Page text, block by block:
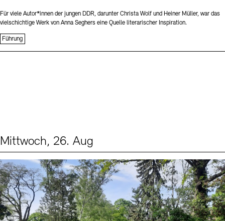
Für viele Autor*innen der jungen DDR, darunter Christa Wolf und Heiner Müller, war das
vielschichtige Werk von Anna Seghers eine Quelle literarischer Inspiration.
Führung
Mittwoch, 26. Aug